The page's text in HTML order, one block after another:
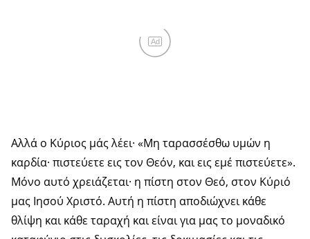
Ad
Αλλά ο Κύριος μάς λέει· «Μη ταρασσέσθω υμών η
καρδία· πιστεύετε εις τον Θεόν, και εις εμέ πιστεύετε».
Μόνο αυτό χρειάζεται· η πίστη στον Θεό, στον Κύριό
μας Ιησού Χριστό. Αυτή η πίστη αποδιώχνει κάθε
θλίψη και κάθε ταραχή και είναι για μας το μοναδικό